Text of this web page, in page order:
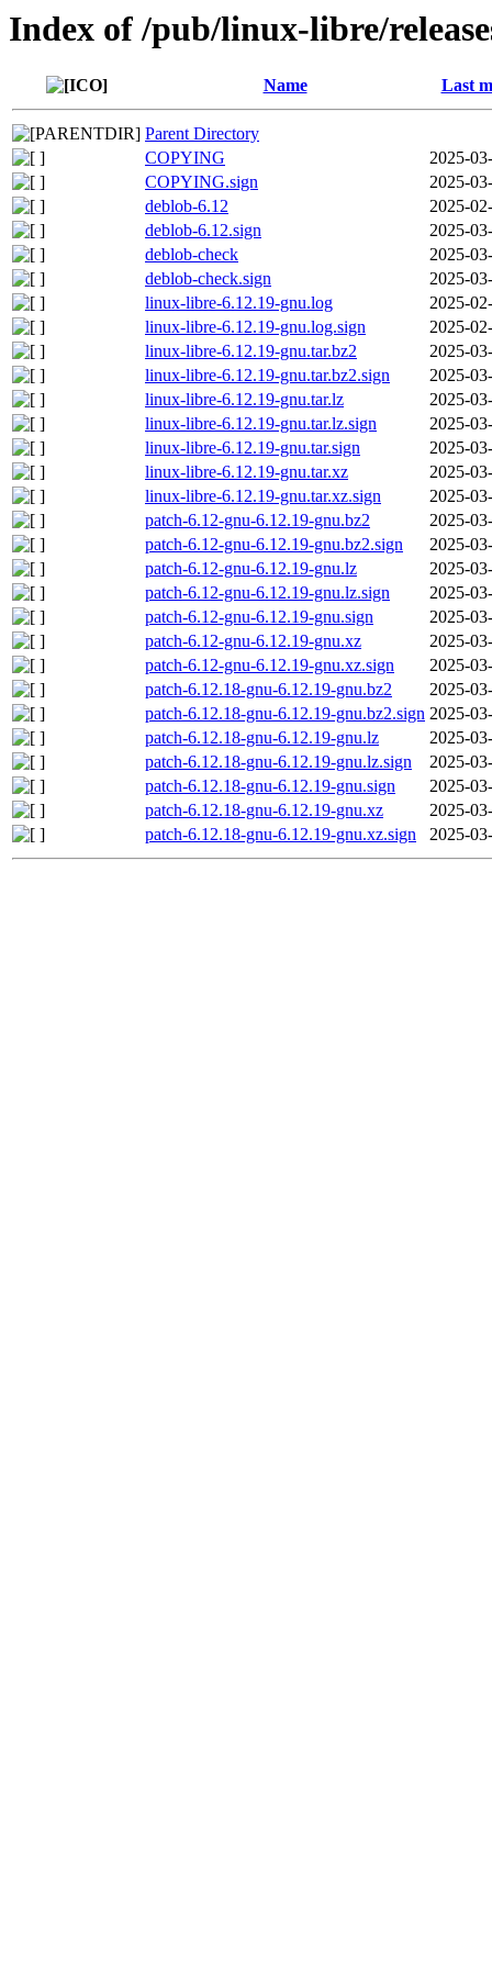
Index of /pub/linux-libre/
Name Last
Parent Directory
COPYING
2025-
COPYING.sign
2025-
deblob-6.12
2025-
deblob-6.12.sign
2025-
deblob-check
2025-
deblob-check.sign
2025-
linux-libre-6.12.19-gnu.log
2025-
linux-libre-6.12.19-gnu.log.sign
2025-
linux-libre-6.12.19-gnu.tar.bz2
2025-
linux-libre-6.12.19-gnu.tar.bz2.sign
2025-
linux-libre-6.12.19-gnu.tar.lz
2025-
linux-libre-6.12.19-gnu.tar.lz.sign
2025-
linux-libre-6.12.19-gnu.tar.sign
2025-
linux-libre-6.12.19-gnu.tar.xz
2025-
linux-libre-6.12.19-gnu.tar.xz.sign
2025-
patch-6.12-gnu-6.12.19-gnu.bz2
2025-
patch-6.12-gnu-6.12.19-gnu.bz2.sign
2025-
patch-6.12-gnu-6.12.19-gnu.lz
2025-
patch-6.12-gnu-6.12.19-gnu.lz.sign
2025-
patch-6.12-gnu-6.12.19-gnu.sign
2025-
patch-6.12-gnu-6.12.19-gnu.xz
2025-
patch-6.12-gnu-6.12.19-gnu.xz.sign
2025-
patch-6.12.18-gnu-6.12.19-gnu.bz2
2025-
patch-6.12.18-gnu-6.12.19-gnu.bz2.sign 2025-
patch-6.12.18-gnu-6.12.19-gnu.lz
2025-
patch-6.12.18-gnu-6.12.19-gnu.lz.sign
2025-
patch-6.12.18-gnu-6.12.19-gnu.sign
2025-
patch-6.12.18-gnu-6.12.19-gnu.xz
2025-
patch-6.12.18-gnu-6.12.19-gnu.xz.sign
2025-